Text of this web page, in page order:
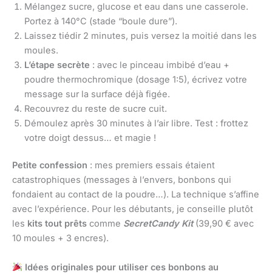
Mélangez sucre, glucose et eau dans une casserole.
Portez à 140°C (stade “boule dure”).
Laissez tiédir 2 minutes, puis versez la moitié dans les
moules.
L’étape secrète : avec le pinceau imbibé d’eau +
poudre thermochromique (dosage 1:5), écrivez votre
message sur la surface déjà figée.
Recouvrez du reste de sucre cuit.
Démoulez après 30 minutes à l’air libre. Test : frottez
votre doigt dessus… et magie !
Petite confession : mes premiers essais étaient
catastrophiques (messages à l’envers, bonbons qui
fondaient au contact de la poudre…). La technique s’affine
avec l’expérience. Pour les débutants, je conseille plutôt
les kits tout prêts comme SecretCandy Kit(39,90 € avec
10 moules + 3 encres).
Idées originales pour utiliser ces bonbons au